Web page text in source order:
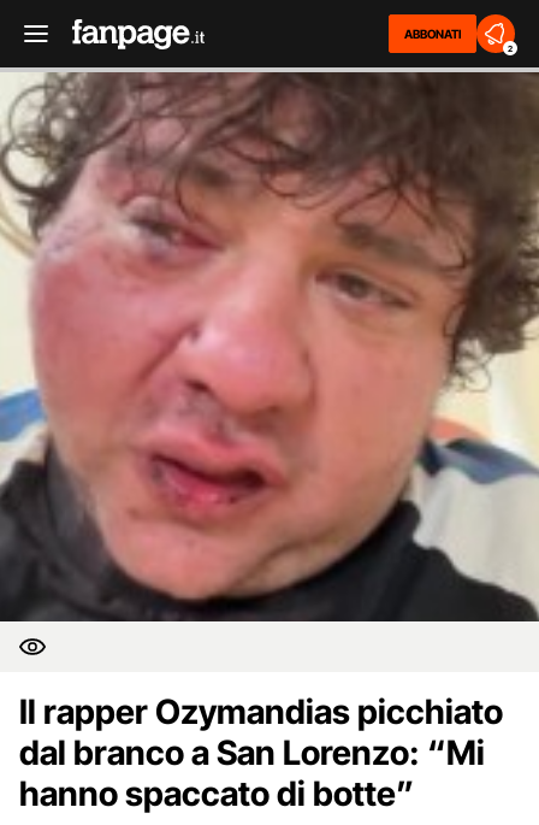
ABBONATI
2
Il rapper Ozymandias picchiato
dal branco a San Lorenzo: “Mi
hanno spaccato di botte”